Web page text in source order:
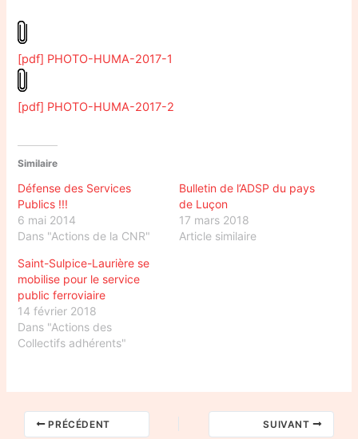
[pdf] PHOTO-HUMA-2017-1
[pdf] PHOTO-HUMA-2017-2
Similaire
Défense des Services
Publics !!!
6 mai 2014
Dans "Actions de la CNR"
Bulletin de l’ADSP du pays
de Luçon
17 mars 2018
Article similaire
Saint-Sulpice-Laurière se
mobilise pour le service
public ferroviaire
14 février 2018
Dans "Actions des
Collectifs adhérents"
PRÉCÉDENT SUIVANT